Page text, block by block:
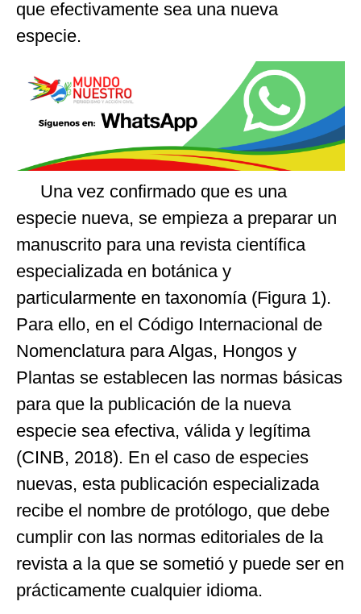
que efectivamente sea una nueva
especie.
Una vez confirmado que es una
especie nueva, se empieza a preparar un
manuscrito para una revista científica
especializada en botánica y
particularmente en taxonomía (Figura 1).
Para ello, en el Código Internacional de
Nomenclatura para Algas, Hongos y
Plantas se establecen las normas básicas
para que la publicación de la nueva
especie sea efectiva, válida y legítima
(CINB, 2018). En el caso de especies
nuevas, esta publicación especializada
recibe el nombre de protólogo, que debe
cumplir con las normas editoriales de la
revista a la que se sometió y puede ser en
prácticamente cualquier idioma.